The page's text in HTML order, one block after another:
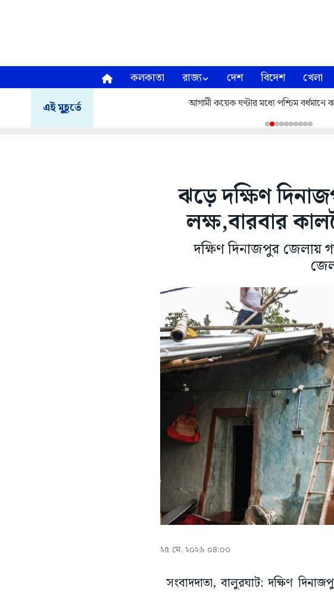
কলকাতা রাজ্য দেশ বিদেশ খেলা
এই মুহূর্তে আগামী কয়েক ঘণ্টার মধ্যে পশ্চিম বর্ধমানে
ঝড়ে দক্ষিণ
লক্ষ,বারবার
দক্ষিণ দিনাজপুর জেলায়
২৫ মে, ২০২৬ ০৪:০০
সংবাদদাতা, বালুরঘাট: দক্ষিণ